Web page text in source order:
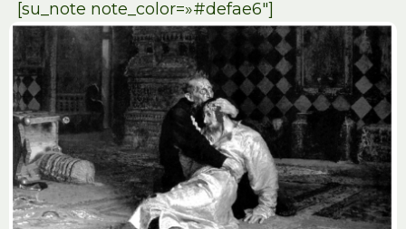
[su_note note_color=»#defae6″]